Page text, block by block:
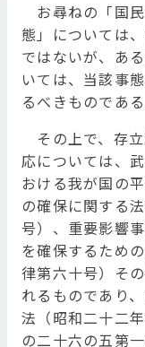
お尋ねの「国
態」については
ではないが、あ
いては、当該事
るべきものである
その上で、存
応については、
おける我が国の
の確保に関する
号）、重要影響
を確保するため
律第六十号）そ
れるものであり
法（昭和二十二
の二十六の五第